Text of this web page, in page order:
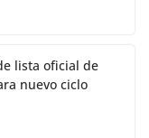
lista oficial de
nuevo ciclo